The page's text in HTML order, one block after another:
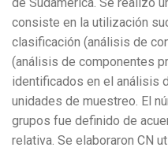
consiste en la utilización
clasificación (análisis de
(análisis de componentes
identificados en el análisis
unidades de muestreo. El
grupos fue definido de
relativa. Se elaboraron CN